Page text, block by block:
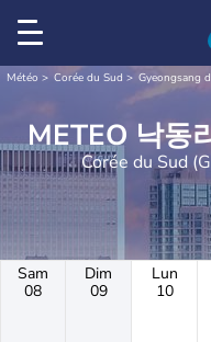
Météo Corée du Sud Gyeongsang
Corée du Sud
Sam
08
Dim
09
Lun
10